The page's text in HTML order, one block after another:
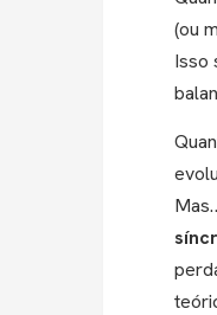
(ou
Isso